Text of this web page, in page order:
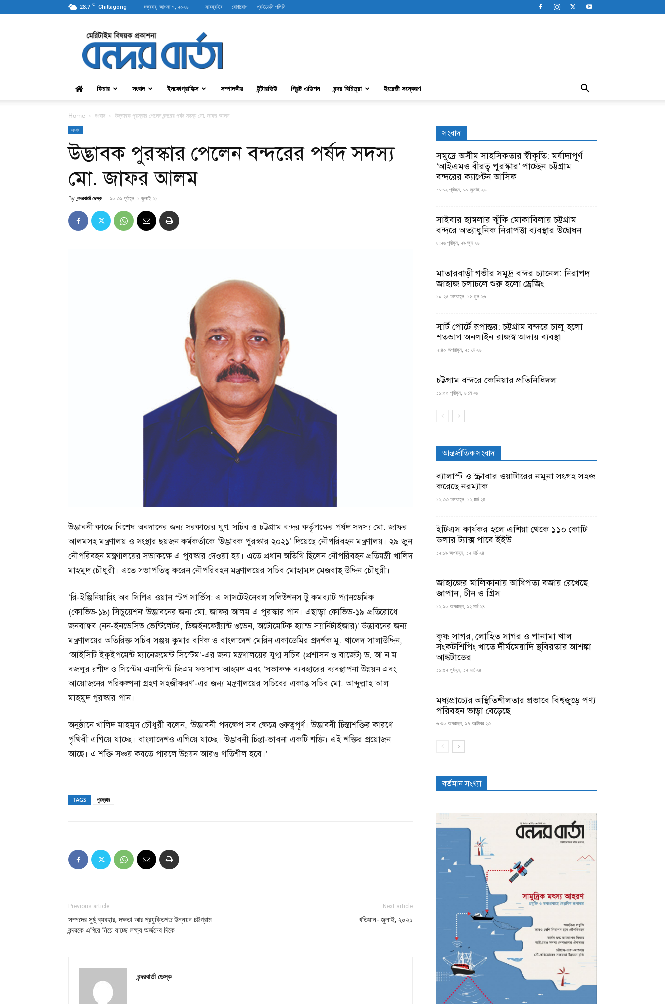
28.7 C Chittagong শুক্রবার, আগস্ট ৭, ২০২৬ সাবস্ক্রাইব যোগাযোগ প্রাইভেসি পলিসি
বন্দরবার্তা
ফিচার সংবাদ ইনফোগ্রাফিক্স সম্পাদকীয় ইন্টারভিউ প্রিন্ট এডিশন বন্দর বিচিত্রা ইংরেজী সংস্করণ
Home সংবাদ উদ্ভাবক পুরস্কার পেলেন বন্দরের পর্ষদ সদস্য মো. জাফর আলম
সংবাদ
উদ্ভাবক পুরস্কার পেলেন বন্দরের পর্ষদ সদস্য
মো. জাফর আলম
By বন্দরবার্তা ডেস্ক - ১০:৩১ পূর্বাহ্ন, ১ জুলাই ২১
উদ্ভাবনী কাজে বিশেষ অবদানের জন্য সরকারের যুগ্ম সচিব ও চট্টগ্রাম বন্দর কর্তৃপক্ষের পর্ষদ সদস্য মো. জাফর
আলমসহ মন্ত্রণালয় ও সংস্থার ছয়জন কর্মকর্তাকে ‘উদ্ভাবক পুরস্কার ২০২১’ দিয়েছে নৌপরিবহন মন্ত্রণালয়। ২৯ জুন
নৌপরিবহন মন্ত্রণালয়ের সভাকক্ষে এ পুরস্কার দেওয়া হয়। এতে প্রধান অতিথি ছিলেন নৌপরিবহন প্রতিমন্ত্রী খালিদ
মাহমুদ চৌধুরী। এতে সভাপতিত্ব করেন নৌপরিবহন মন্ত্রণালয়ের সচিব মোহাম্মদ মেজবাহ্ উদ্দিন চৌধুরী।
‘রি-ইঞ্জিনিয়ারিং অব সিপিএ ওয়ান স্টপ সার্ভিস: এ সাসটেইনেবল সলিউশনস টু কমব্যাট প্যানডেমিক
(কোভিড-১৯) সিচুয়েশন’ উদ্ভাবনের জন্য মো. জাফর আলম এ পুরস্কার পান। এছাড়া কোভিড-১৯ প্রতিরোধে
জনবান্ধব (নন-ইনভেসিভ ভেন্টিলেটর, ডিজইনফেক্ট্যান্ট ওভেন, অটোমেটিক হ্যান্ড স্যানিটাইজার)’ উদ্ভাবনের জন্য
মন্ত্রণালয়ের অতিরিক্ত সচিব সঞ্জয় কুমার বণিক ও বাংলাদেশ মেরিন একাডেমির প্রদর্শক মু. খালেদ সালাউদ্দিন,
‘আইসিটি ইকুইপমেন্ট ম্যানেজমেন্ট সিস্টেম’-এর জন্য মন্ত্রণালয়ের যুগ্ম সচিব (প্রশাসন ও বাজেট) ড. আ ন ম
বজলুর রশীদ ও সিস্টেম এনালিস্ট জিএম ফয়সাল আহমদ এবং ‘সভাকক্ষ ব্যবহারের ব্যবস্থাপনা উন্নয়ন এবং
আয়োজনের পরিকল্পনা গ্রহণ সহজীকরণ’-এর জন্য মন্ত্রণালয়ের সচিবের একান্ত সচিব মো. আব্দুল্লাহ আল
মাহমুদ পুরস্কার পান।
অনুষ্ঠানে খালিদ মাহমুদ চৌধুরী বলেন, ‘উদ্ভাবনী পদক্ষেপ সব ক্ষেত্রে গুরুত্বপূর্ণ। উদ্ভাবনী চিন্তাশক্তির কারণে
পৃথিবী এগিয়ে যাচ্ছে। বাংলাদেশও এগিয়ে যাচ্ছে। উদ্ভাবনী চিন্তা-ভাবনা একটি শক্তি। এই শক্তির প্রয়োজন
আছে। এ শক্তি সঞ্চয় করতে পারলে উন্নয়ন আরও গতিশীল হবে।’
TAGS পুরস্কার
Previous article
সম্পদের সুষ্ঠু ব্যবহার, দক্ষতা আর প্রযুক্তিগত উন্নয়ন চট্টগ্রাম
বন্দরকে এগিয়ে নিয়ে যাচ্ছে লক্ষ্য অর্জনের দিকে
Next article
খতিয়ান- জুলাই, ২০২১
বন্দরবার্তা ডেস্ক
সংবাদ
সমুদ্রে অসীম সাহসিকতার স্বীকৃতি: মর্যাদাপূর্ণ
‘আইএমও বীরত্ব পুরস্কার’ পাচ্ছেন চট্টগ্রাম
বন্দরের ক্যাপ্টেন আসিফ
১১:১২ পূর্বাহ্ন, ১০ জুলাই ২৬
সাইবার হামলার ঝুঁকি মোকাবিলায় চট্টগ্রাম
বন্দরে অত্যাধুনিক নিরাপত্তা ব্যবস্থার উদ্বোধন
৮:২৬ পূর্বাহ্ন, ২৯ জুন ২৬
মাতারবাড়ী গভীর সমুদ্র বন্দর চ্যানেল: নিরাপদ
জাহাজ চলাচলে শুরু হলো ড্রেজিং
১০:২৫ অপরাহ্ন, ১৬ জুন ২৬
স্মার্ট পোর্টে রূপান্তর: চট্টগ্রাম বন্দরে চালু হলো
শতভাগ অনলাইন রাজস্ব আদায় ব্যবস্থা
৭:৪০ অপরাহ্ন, ২১ মে ২৬
চট্টগ্রাম বন্দরে কেনিয়ার প্রতিনিধিদল
১১:০০ পূর্বাহ্ন, ৬ মে ২৬
আন্তর্জাতিক সংবাদ
ব্যালাস্ট ও স্ক্রাবার ওয়াটারের নমুনা সংগ্রহ সহজ
করেছে নরম্যাক
১২:৩৩ অপরাহ্ন, ১২ মার্চ ২৪
ইটিএস কার্যকর হলে এশিয়া থেকে ১১০ কোটি
ডলার ট্যাক্স পাবে ইইউ
১২:১৯ অপরাহ্ন, ১২ মার্চ ২৪
জাহাজের মালিকানায় আধিপত্য বজায় রেখেছে
জাপান, চীন ও গ্রিস
১২:১০ অপরাহ্ন, ১২ মার্চ ২৪
কৃষ্ণ সাগর, লোহিত সাগর ও পানামা খাল
সংকটশিপিং খাতে দীর্ঘমেয়াদি স্থবিরতার আশঙ্কা
আঙ্কটাডের
১১:৫২ পূর্বাহ্ন, ১২ মার্চ ২৪
মধ্যপ্রাচ্যের অস্থিতিশীলতার প্রভাবে বিশ্বজুড়ে পণ্য
পরিবহন ভাড়া বেড়েছে
৬:৩০ অপরাহ্ন, ১৭ অক্টোবর ২৩
বর্তমান সংখ্যা